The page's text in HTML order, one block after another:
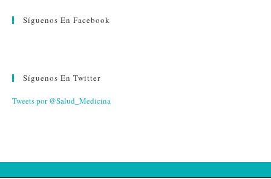
Síguenos En Facebook
Síguenos En Twitter
Tweets por @Salud_Medicina